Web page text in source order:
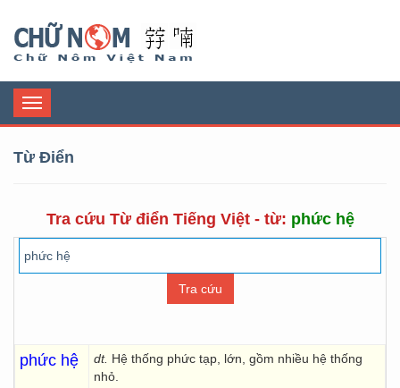
Toggle
navigation
Từ Điển
Tra cứu Từ điển Tiếng Việt - từ: phức hệ
phức hệ dt. Hệ thống phức tạp, lớn, gồm nhiều hệ thống
nhỏ.